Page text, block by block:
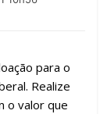
para o
Realize
o valor que